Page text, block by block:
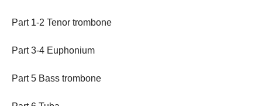
Part 1-2 Tenor trombone
Part 3-4 Euphonium
Part 5 Bass trombone